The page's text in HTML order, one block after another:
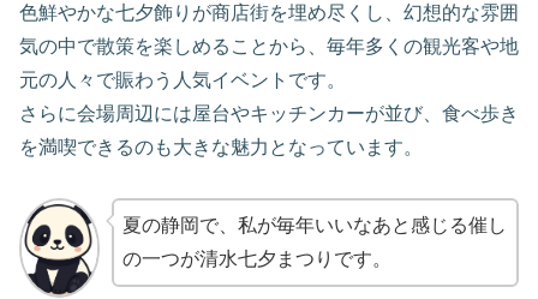
色鮮やかな七夕飾りが商店街を埋め尽くし、幻想的な雰囲
気の中で散策を楽しめることから、毎年多くの観光客や地
元の人々で賑わう人気イベントです。
さらに会場周辺には屋台やキッチンカーが並び、食べ歩き
を満喫できるのも大きな魅力となっています。
夏の静岡で、私が毎年いいなあと感じる催し
の一つが清水七夕まつりです。